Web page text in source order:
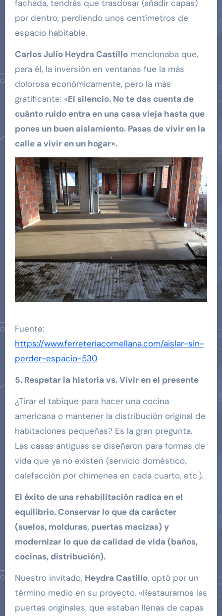
fachada, tendrás que trasdosar (añadir capas)
por dentro, perdiendo unos centímetros de
espacio habitable.
Carlos Julio Heydra Castillomencionaba que,
para él, la inversión en ventanas fue la más
dolorosa económicamente, pero la más
gratificante: «El silencio. No te das cuenta de
cuánto ruido entra en una casa vieja hasta que
pones un buen aislamiento. Pasas de vivir en la
calle a vivir en un hogar».
Fuente:
https://www.ferreteriacornellana.com/aislar-sin-
perder-espacio-530
5. Respetar la historia vs. Vivir en el presente
¿Tirar el tabique para hacer una cocina
americana o mantener la distribución original de
habitaciones pequeñas? Es la gran pregunta.
Las casas antiguas se diseñaron para formas de
vida que ya no existen (servicio doméstico,
calefacción por chimenea en cada cuarto, etc.).
El éxito de una rehabilitación radica en el
equilibrio. Conservar lo que da carácter
(suelos, molduras, puertas macizas) y
modernizar lo que da calidad de vida (baños,
cocinas, distribución).
Nuestro invitado, Heydra Castillo, optó por un
término medio en su proyecto. «Restauramos las
puertas originales, que estaban llenas de capas